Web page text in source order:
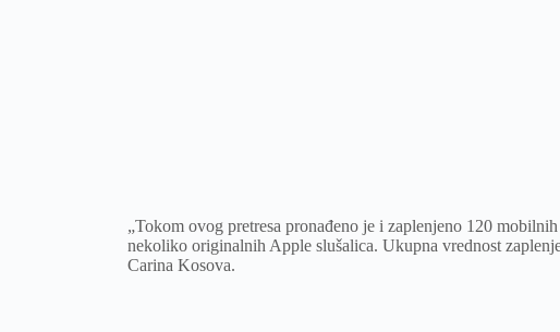
„Tokom ovog pretresa pronađeno je i zaplenjeno 120
nekoliko originalnih Apple slušalica. Ukupna vrednost
Carina Kosova.